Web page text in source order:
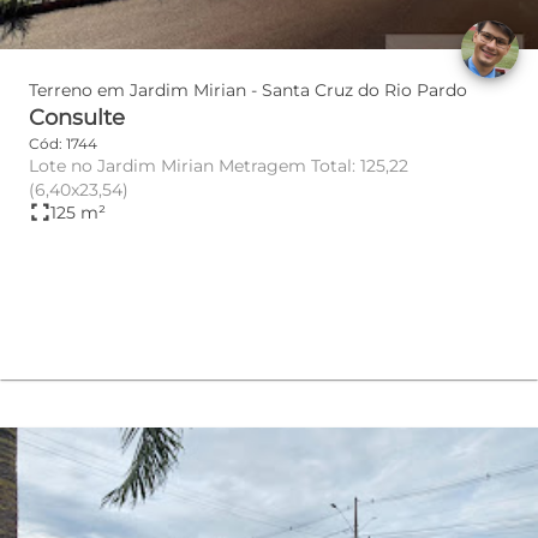
Terreno em Jardim Mirian - Santa Cruz do Rio Pardo
Consulte
Cód: 1744
Lote no Jardim Mirian Metragem Total: 125,22
(6,40x23,54)
fullscreen125 m²